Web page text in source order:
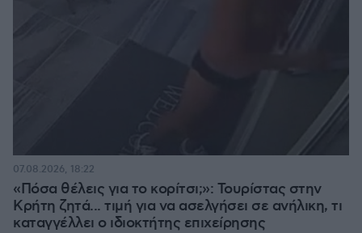
«Πόσα θέλεις για το κορίτσι;»: Τουρίστας στην
Κρήτη ζητά... τιμή για να ασελγήσει σε ανήλικη, τι
καταγγέλλει ο ιδιοκτήτης επιχείρησης
07.08.2026, 18:22